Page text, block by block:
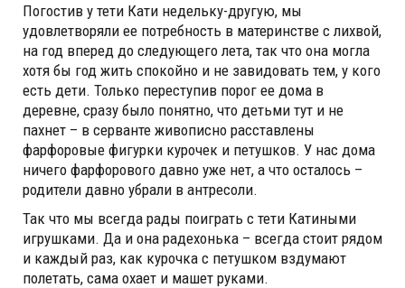
Погостив у тети Кати недельку-другую, мы
удовлетворяли ее потребность в материнстве с лихвой,
на год вперед до следующего лета, так что она могла
хотя бы год жить спокойно и не завидовать тем, у кого
есть дети. Только переступив порог ее дома в
деревне, сразу было понятно, что детьми тут и не
пахнет – в серванте живописно расставлены
фарфоровые фигурки курочек и петушков. У нас дома
ничего фарфорового давно уже нет, а что осталось –
родители давно убрали в антресоли.
Так что мы всегда рады поиграть с тети Катиными
игрушками. Да и она радехонька – всегда стоит рядом
и каждый раз, как курочка с петушком вздумают
полетать, сама охает и машет руками.